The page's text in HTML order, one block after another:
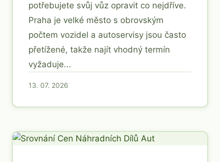
potřebujete svůj vůz opravit co nejdříve.
Praha je velké město s obrovským
počtem vozidel a autoservisy jsou často
přetížené, takže najít vhodný termín
vyžaduje...
13. 07. 2026